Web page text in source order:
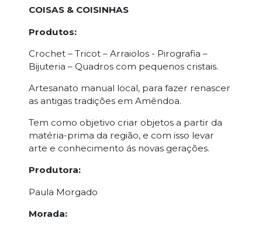
COISAS & COISINHAS
Produtos:
Crochet – Tricot – Arraiolos - Pirografia –
Bijuteria – Quadros com pequenos cristais.
Artesanato manual local, para fazer renascer
as antigas tradições em Amêndoa.
Tem como objetivo criar objetos a partir da
matéria-prima da região, e com isso levar
arte e conhecimento ás novas gerações.
Produtora:
Paula Morgado
Morada: